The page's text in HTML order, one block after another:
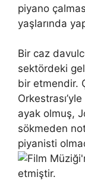
piyano
yaşlarında
Bir caz
sektördeki
bir etmendir.
ayak olmuş,
sökmeden
piyanisti
etmiştir.